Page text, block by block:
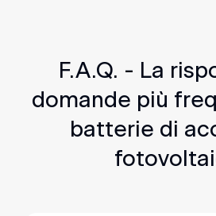
F.A.Q. - La
domande più
batterie di